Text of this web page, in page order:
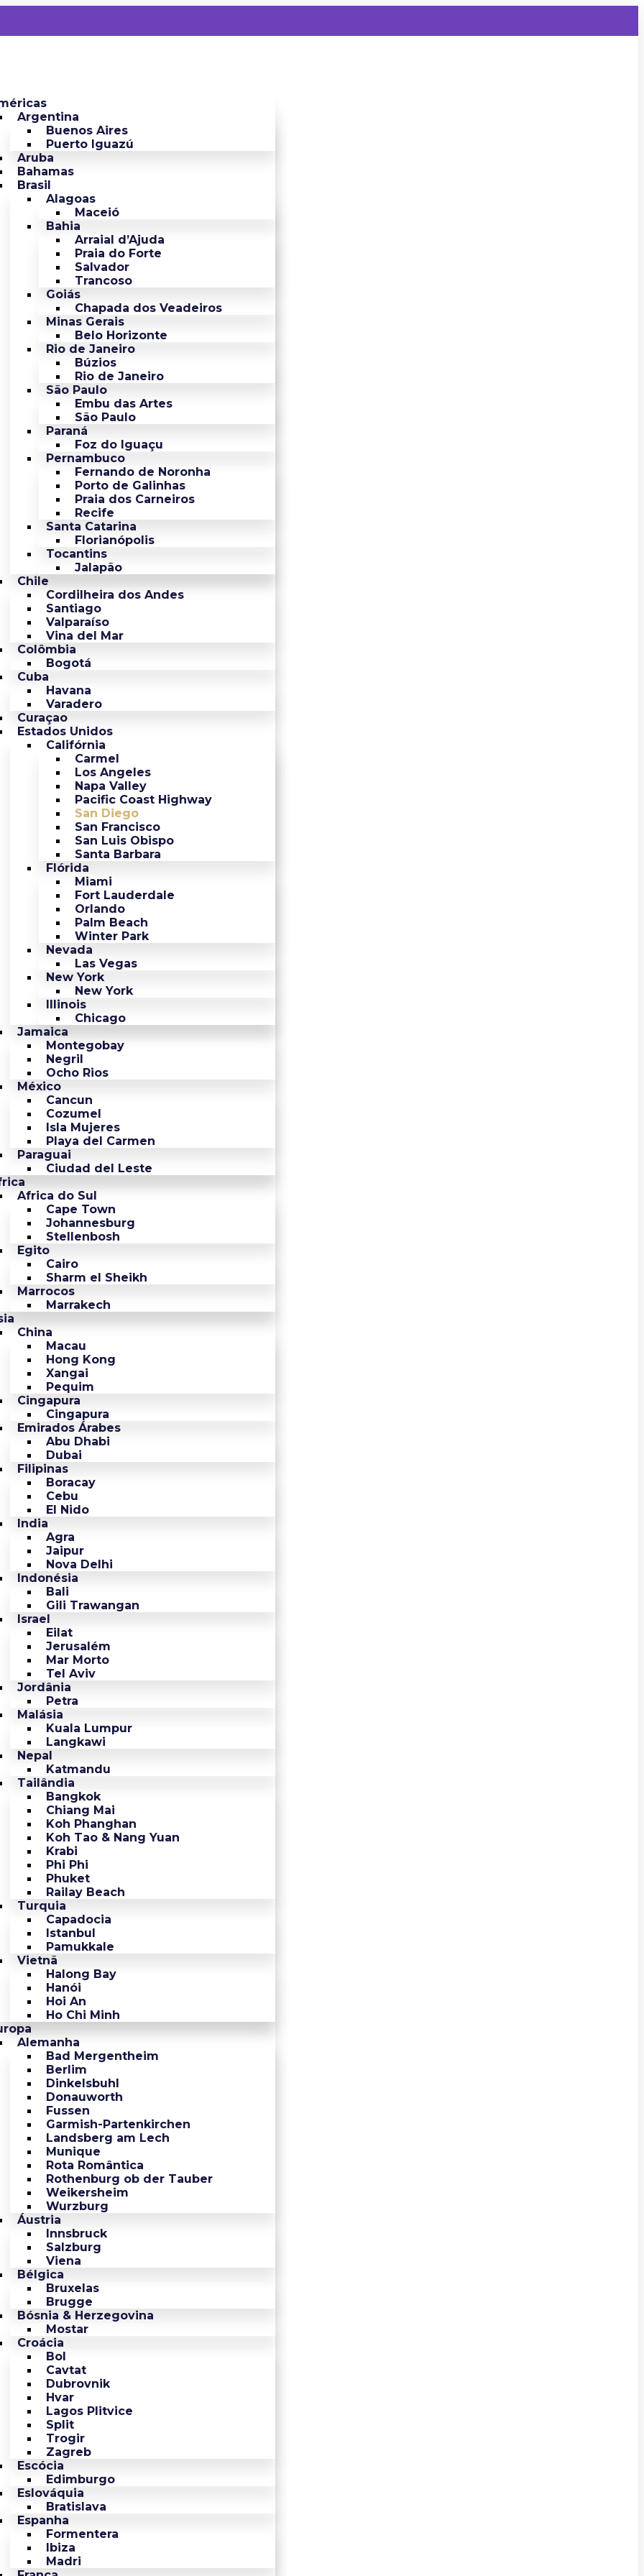
Argentina
Buenos Aires
Puerto Iguazú
Aruba
Bahamas
Brasil
Alagoas
Maceió
Bahia
Arraial d’Ajuda
Praia do Forte
Salvador
Trancoso
Goiás
Chapada dos Veadeiros
Minas Gerais
Belo Horizonte
Rio de Janeiro
Búzios
Rio de Janeiro
São Paulo
Embu das Artes
São Paulo
Paraná
Foz do Iguaçu
Pernambuco
Fernando de Noronha
Porto de Galinhas
Praia dos Carneiros
Recife
Santa Catarina
Florianópolis
Tocantins
Jalapão
Chile
Cordilheira dos Andes
Santiago
Valparaíso
Vina del Mar
Colômbia
Bogotá
Cuba
Havana
Varadero
Curaçao
Estados Unidos
Califórnia
Carmel
Los Angeles
Napa Valley
Pacific Coast Highway
San Diego
San Francisco
San Luis Obispo
Santa Barbara
Flórida
Miami
Fort Lauderdale
Orlando
Palm Beach
Winter Park
Nevada
Las Vegas
New York
New York
Illinois
Chicago
Jamaica
Montegobay
Negril
Ocho Rios
México
Cancun
Cozumel
Isla Mujeres
Playa del Carmen
Paraguai
Ciudad del Leste
Africa do Sul
Cape Town
Johannesburg
Stellenbosh
Egito
Cairo
Sharm el Sheikh
Marrocos
Marrakech
China
Macau
Hong Kong
Xangai
Pequim
Cingapura
Cingapura
Emirados Árabes
Abu Dhabi
Dubai
Filipinas
Boracay
Cebu
El Nido
India
Agra
Jaipur
Nova Delhi
Indonésia
Bali
Gili Trawangan
Israel
Eilat
Jerusalém
Mar Morto
Tel Aviv
Jordânia
Petra
Malásia
Kuala Lumpur
Langkawi
Nepal
Katmandu
Tailândia
Bangkok
Chiang Mai
Koh Phanghan
Koh Tao & Nang Yuan
Krabi
Phi Phi
Phuket
Railay Beach
Turquia
Capadocia
Istanbul
Pamukkale
Vietnã
Halong Bay
Hanói
Hoi An
Ho Chi Minh
Alemanha
Bad Mergentheim
Berlim
Dinkelsbuhl
Donauworth
Fussen
Garmish-Partenkirchen
Landsberg am Lech
Munique
Rota Romântica
Rothenburg ob der Tauber
Weikersheim
Wurzburg
Áustria
Innsbruck
Salzburg
Viena
Bélgica
Bruxelas
Brugge
Bósnia & Herzegovina
Mostar
Croácia
Bol
Cavtat
Dubrovnik
Hvar
Lagos Plitvice
Split
Trogir
Zagreb
Escócia
Edimburgo
Eslováquia
Bratislava
Espanha
Formentera
Ibiza
Madri